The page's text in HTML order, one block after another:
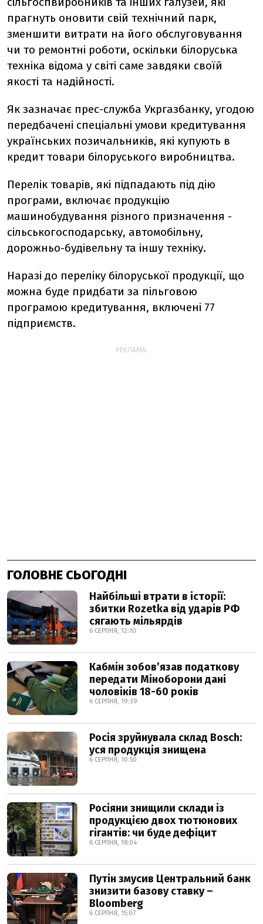
прагнуть оновити свій технічний парк,
зменшити витрати на його обслуговування
чи то ремонтні роботи, оскільки білоруська
техніка відома у світі саме завдяки своїй
якості та надійності.
Як зазначає прес-служба Укргазбанку, угодою
передбачені спеціальні умови кредитування
українських позичальників, які купують в
кредит товари білоруського виробництва.
Перелік товарів, які підпадають під дію
програми, включає продукцію
машинобудування різного призначення -
сільськогосподарську, автомобільну,
дорожньо-будівельну та іншу техніку.
Наразі до переліку білоруської продукції, що
можна буде придбати за пільговою
програмою кредитування, включені 77
підприємств.
РЕКЛАМА:
ГОЛОВНЕ СЬОГОДНІ
Найбільші втрати в історії:
збитки Rozetka від ударів РФ
сягають мільярдів
6 СЕРПНЯ, 12:10
Кабмін зобовʼязав податкову
передати Міноборони дані
чоловіків 18-60 років
6 СЕРПНЯ, 19:39
Росія зруйнувала склад Bosch:
уся продукція знищена
6 СЕРПНЯ, 10:50
Росіяни знищили склади із
продукцією двох тютюнових
гігантів: чи буде дефіцит
6 СЕРПНЯ, 18:04
Путін змусив Центральний банк
знизити базову ставку –
Bloomberg
6 СЕРПНЯ, 15:07